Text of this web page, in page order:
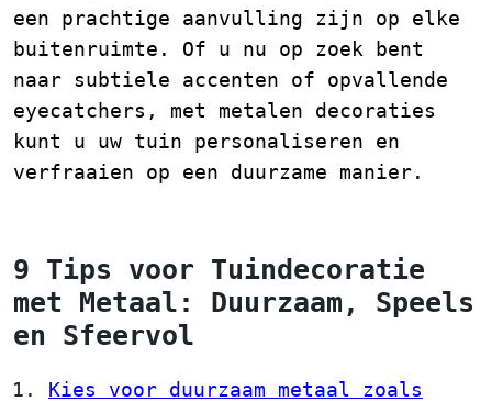
een prachtige aanvulling zijn op elke
buitenruimte. Of u nu op zoek bent
naar subtiele accenten of opvallende
eyecatchers, met metalen decoraties
kunt u uw tuin personaliseren en
verfraaien op een duurzame manier.
9 Tips voor Tuindecoratie
met Metaal: Duurzaam, Speels
en Sfeervol
Kies voor duurzaam metaal zoals